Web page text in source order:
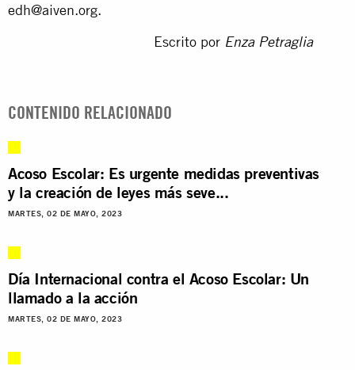
edh@aiven.org.
Escrito por Enza Petraglia
CONTENIDO RELACIONADO
Acoso Escolar: Es urgente medidas preventivas
y la creación de leyes más seve...
MARTES, 02 DE MAYO, 2023
Día Internacional contra el Acoso Escolar: Un
llamado a la acción
MARTES, 02 DE MAYO, 2023